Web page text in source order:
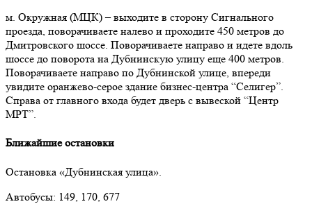
м. Окружная (МЦК)–выходите в сторону Сигнального
проезда, поворачиваете налево и проходите 450 метров до
Дмитровского шоссе. Поворачиваете направо и идете вдоль
шоссе до поворота на Дубнинскую улицу еще 400 метров.
Поворачиваете направо по Дубнинской улице, впереди
увидите оранжево-серое здание бизнес-центра “Селигер”.
Справа от главного входа будет дверь с вывеской “Центр
МРТ”.
Ближайшие остановки
Остановка «Дубнинская улица».
Автобусы: 149, 170, 677